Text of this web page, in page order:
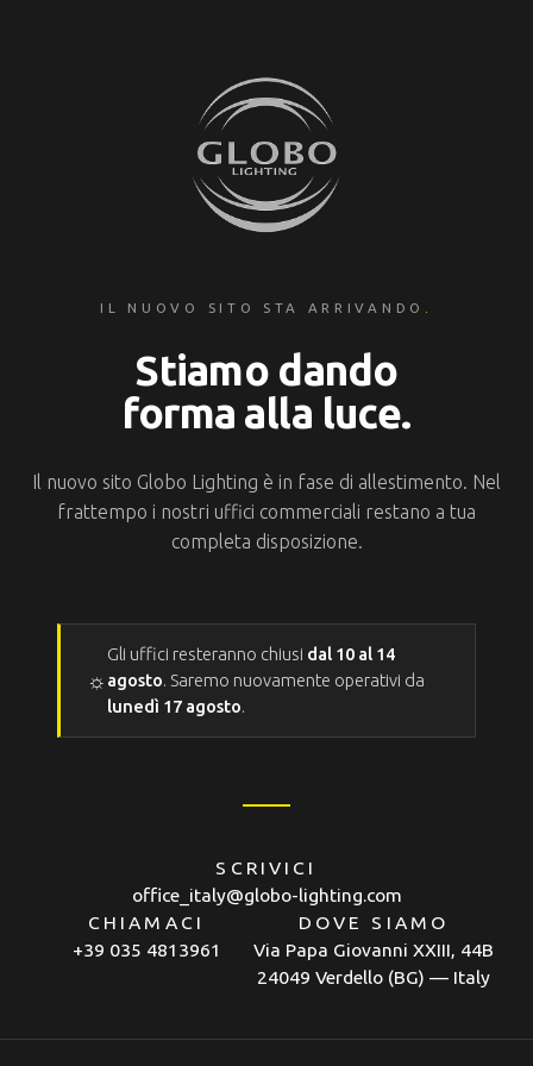
IL NUOVO SITO STA ARRIVANDO
Stiamo dando
forma alla luce.
Il nuovo sito Globo Lighting è in fase di allestimento. Nel
frattempo i nostri uffici commerciali restano a tua
completa disposizione.
☼
Gli uffici resteranno chiusi dal 10 al 14
agosto. Saremo nuovamente operativi da
lunedì 17 agosto.
SCRIVICI
office_italy@globo-lighting.com
CHIAMACI
+39 035 4813961
DOVE SIAMO
Via Papa Giovanni XXIII, 44B
24049 Verdello (BG) — Italy